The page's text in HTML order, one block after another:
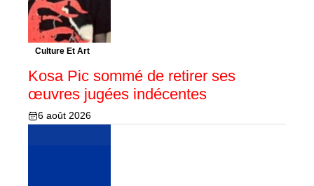
Culture Et Art
Kosa Pic sommé de retirer ses
œuvres jugées indécentes
6 août 2026